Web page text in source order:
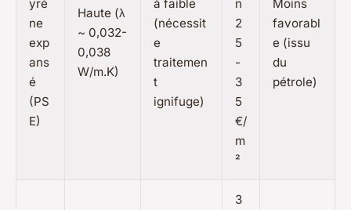
yrè
ne
exp
ans
é
(PS
E)
Haute (λ
~ 0,032-
0,038
W/m.K)
à faible
(nécessit
e
traitemen
t
ignifuge)
n
2
5
-
3
5
€/
m
²
Moins
favorabl
e (issu
du
pétrole)
3